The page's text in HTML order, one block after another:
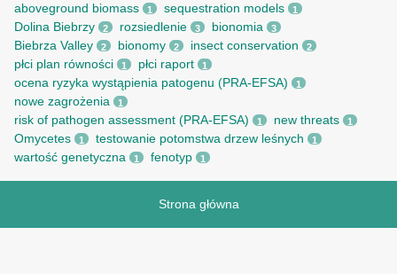
aboveground biomass 1 sequestration models 1
Dolina Biebrzy 2 rozsiedlenie 3 bionomia 3
Biebrza Valley 2 bionomy 2 insect conservation 2
płci plan równości 1 płci raport 1
ocena ryzyka wystąpienia patogenu (PRA-EFSA) 1
nowe zagrożenia 1
risk of pathogen assessment (PRA-EFSA) 1 new threats 1
Omycetes 1 testowanie potomstwa drzew leśnych 1
wartość genetyczna 1 fenotyp 1
Strona główna